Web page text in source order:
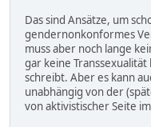
Das sind Ansätze, um
gendernonkonformes
muss aber noch lange
gar keine
schreibt. Aber es kann
unabhängig von der
von aktivistischer Seite